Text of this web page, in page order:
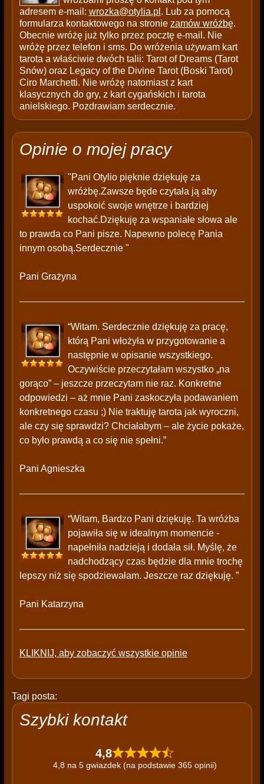
adresem e-mail: wrozka@otylia.pl . Lub za pomocą
formularza kontaktowego na stronie zamów wróżbę.
Obecnie wróżę już tylko przez pocztę e-mail. Nie
wróżę przez telefon i sms. Do wróżenia używam kart
tarota a właściwie dwóch talii: Tarot of Dreams (Tarot
Snów) oraz Legacy of the Divine Tarot (Boski Tarot)
Ciro Marchetti. Nie wróżę natomiast z kart
klasycznych do gry, z kart cygańskich i tarota
anielskiego. Pozdrawiam serdecznie.
Opinie o mojej pracy
"Pani Otylio pięknie dziękuję za
wróżbę.Zawsze będe czytała ją aby
uspokoić swoje wnętrze i bardziej
kochać.Dziękuję za wspaniałe słowa ale
to prawda co Pani pisze. Napewno polecę Pania
innym osobą.Serdecznie "
Pani Grażyna
“Witam. Serdecznie dziękuję za pracę,
którą Pani włożyła w przygotowanie a
następnie w opisanie wszystkiego.
Oczywiście przeczytałam wszystko „na
gorąco” – jeszcze przeczytam nie raz. Konkretne
odpowiedzi – aż mnie Pani zaskoczyła podawaniem
konkretnego czasu ;) Nie traktuję tarota jak wyroczni,
ale czy się sprawdzi? Chciałabym – ale życie pokaże,
co było prawdą a co się nie spełni.”
Pani Agnieszka
“Witam, Bardzo Pani dziękuję. Ta wróżba
pojawiła się w idealnym momencie -
napełniła nadzieją i dodała sił. Myślę, że
nadchodzący czas będzie dla mnie trochę
lepszy niż się spodziewałam. Jeszcze raz dziękuję. ”
Pani Katarzyna
KLIKNIJ, aby zobaczyć wszystkie opinie
Tagi posta:
Szybki kontakt
4,8
4,8 na 5 gwiazdek (na podstawie 365 opinii)